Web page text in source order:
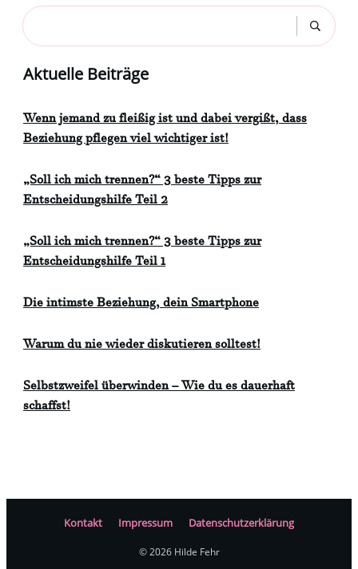
Aktuelle Beiträge
Wenn jemand zu fleißig ist und dabei vergißt, dass
Beziehung pflegen viel wichtiger ist!
„Soll ich mich trennen?“ 3 beste Tipps zur
Entscheidungshilfe Teil 2
„Soll ich mich trennen?“ 3 beste Tipps zur
Entscheidungshilfe Teil 1
Die intimste Beziehung, dein Smartphone
Warum du nie wieder diskutieren solltest!
Selbstzweifel überwinden – Wie du es dauerhaft
schaffst!
Kontakt Impressum Datenschutzerklärung
©2026Hilde Fehr